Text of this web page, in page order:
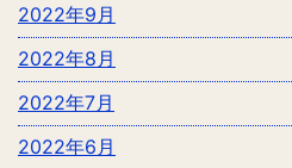
2022年9月
2022年8月
2022年7月
2022年6月